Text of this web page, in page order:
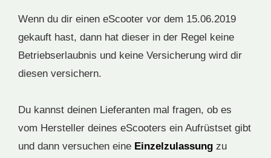
Wenn du dir einen eScooter vor dem 15.06.2019
gekauft hast, dann hat dieser in der Regel keine
Betriebserlaubnis und keine Versicherung wird dir
diesen versichern.
Du kannst deinen Lieferanten mal fragen, ob es
vom Hersteller deines eScooters ein Aufrüstset gibt
und dann versuchen eine Einzelzulassung zu